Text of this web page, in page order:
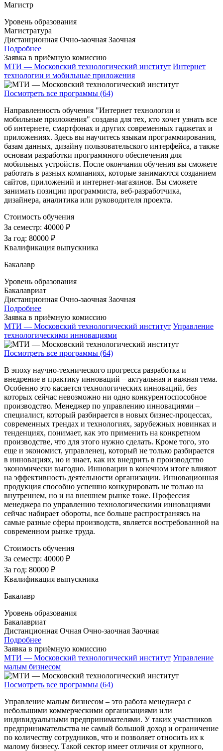
Магистр
Уровень образования
Магистратура
Дистанционная Очно-заочная Заочная
Подробнее
Заявка в приёмную комиссию
МТИ — Московский технологический институт Интернет
технологии и мобильные приложения
Посмотреть все программы (64)
Направленность обучения "Интернет технологии и
мобильные приложения" создана для тех, кто хочет узнать все
об интернете, смартфонах и других современных гаджетах и
приложениях. Здесь вы научитесь языкам программирования,
базам данных, дизайну пользовательского интерфейса, а также
основам разработки программного обеспечения для
мобильных устройств. После окончания обучения вы сможете
работать в разных компаниях, которые занимаются созданием
сайтов, приложений и интернет-магазинов. Вы сможете
занимать позиции программиста, веб-разработчика,
дизайнера, аналитика или руководителя проекта.
Стоимость обучения
За семестр: 40000 ₽
За год: 80000 ₽
Квалификация выпускника
Бакалавр
Уровень образования
Бакалавриат
Дистанционная Очно-заочная Заочная
Подробнее
Заявка в приёмную комиссию
МТИ — Московский технологический институт Управление
технологическими инновациями
Посмотреть все программы (64)
В эпоху научно-технического прогресса разработка и
внедрение в практику инноваций – актуальная и важная тема.
Особенно это касается технологических инноваций, без
которых сейчас невозможно ни одно конкурентоспособное
производство. Менеджер по управлению инновациями –
специалист, который разбирается в новых бизнес-процессах,
современных трендах и технологиях, зарубежных новинках и
тенденциях, понимает, как это применить на конкретном
производстве, что для этого нужно сделать. Кроме того, это
еще и экономист, управленец, который не только разбирается
в инновациях, но и знает, как их внедрить в производство
экономически выгодно. Инновации в конечном итоге влияют
на эффективность деятельности организации. Инновационная
продукция способно успешно конкурировать не только на
внутреннем, но и на внешнем рынке тоже. Профессия
менеджера по управлению технологическими инновациями
сейчас набирает обороты, все больше распространяясь на
самые разные сферы производств, является востребованной на
современном рынке труда.
Стоимость обучения
За семестр: 40000 ₽
За год: 80000 ₽
Квалификация выпускника
Бакалавр
Уровень образования
Бакалавриат
Дистанционная Очная Очно-заочная Заочная
Подробнее
Заявка в приёмную комиссию
МТИ — Московский технологический институт Управление
малым бизнесом
Посмотреть все программы (64)
Управление малым бизнесом – это работа менеджера с
небольшими коммерческими организациями или
индивидуальными предпринимателями. У таких участников
предпринимательства не самый большой доход и ограничение
по количеству сотрудников, что и позволяет относить их к
малому бизнесу. Такой сектор имеет отличия от крупного,